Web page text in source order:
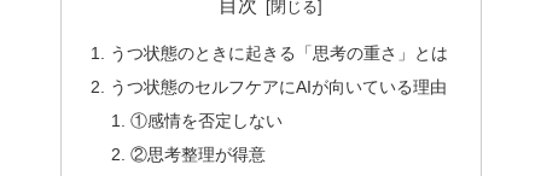
目次
うつ状態のときに起きる「思考の重さ」とは
うつ状態のセルフケアにAIが向いている理由
①感情を否定しない
②思考整理が得意